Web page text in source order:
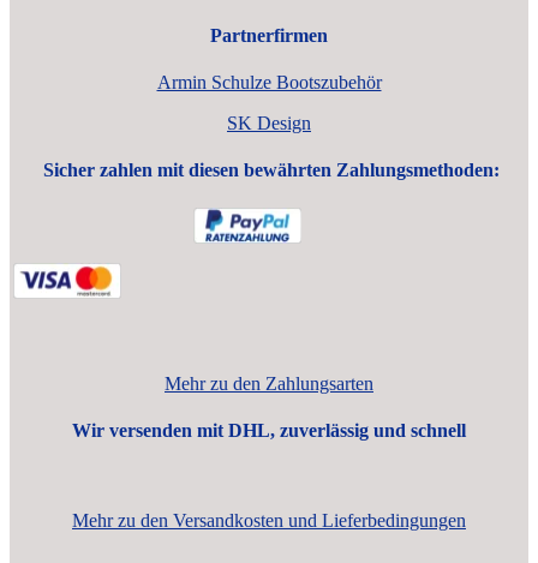
Partnerfirmen
Armin Schulze Bootszubehör
SK Design
Sicher zahlen mit diesen bewährten Zahlungsmethoden:
Mehr zu den Zahlungsarten
Wir versenden mit DHL, zuverlässig und schnell
Mehr zu den Versandkosten und Lieferbedingungen